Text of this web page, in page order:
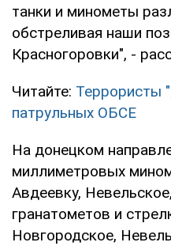
танки и минометы
обстреливая наши
Красногоровки", -
Читайте: Террористы
патрульных ОБСЕ
На донецком
миллиметровых
Авдеевку,
гранатометов и
Новгородское,